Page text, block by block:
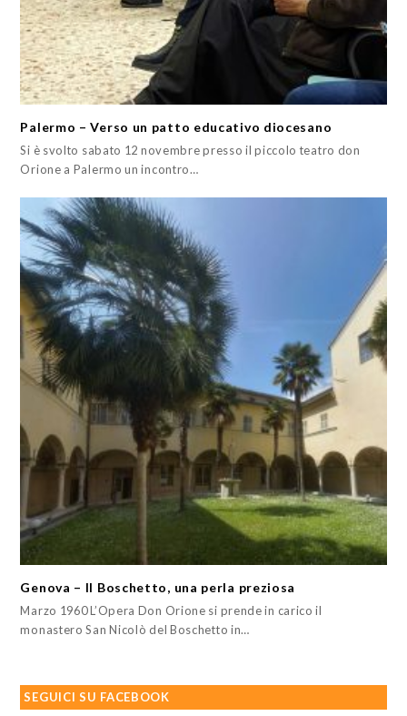
Palermo – Verso un patto educativo diocesano
Si è svolto sabato 12 novembre presso il piccolo teatro don
Orione a Palermo un incontro…
Genova – Il Boschetto, una perla preziosa
Marzo 1960 L’Opera Don Orione si prende in carico il
monastero San Nicolò del Boschetto in…
SEGUICI SU FACEBOOK